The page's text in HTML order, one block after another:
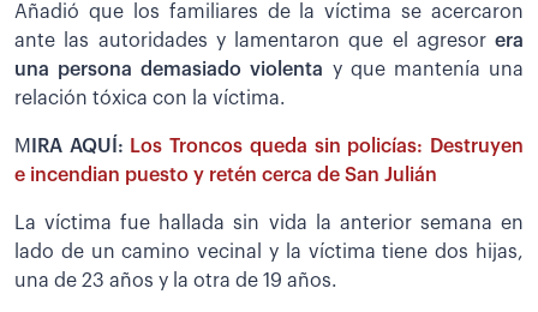
Añadió que los familiares de la víctima se acercaron
ante las autoridades y lamentaron que el agresor era
una persona demasiado violenta y que mantenía una
relación tóxica con la víctima.
M IRA AQUÍ: Los Troncos queda sin policías: Destruyen
e incendian puesto y retén cerca de San Julián
La víctima fue hallada sin vida la anterior semana en
lado de un camino vecinal y la víctima tiene dos hijas,
una de 23 años y la otra de 19 años.